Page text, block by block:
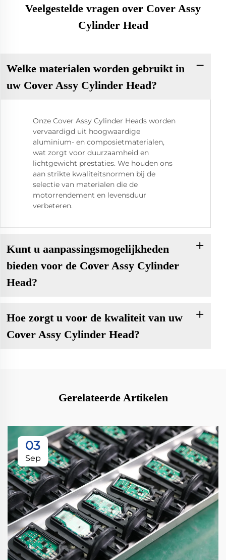
Veelgestelde vragen over Cover Assy
Cylinder Head
Welke materialen worden gebruikt in
uw Cover Assy Cylinder Head?
Onze Cover Assy Cylinder Heads worden
vervaardigd uit hoogwaardige
aluminium- en composietmaterialen,
wat zorgt voor duurzaamheid en
lichtgewicht prestaties. We houden ons
aan strikte kwaliteitsnormen bij de
selectie van materialen die de
motorrendement en levensduur
verbeteren.
Kunt u aanpassingsmogelijkheden
bieden voor de Cover Assy Cylinder
Head?
Hoe zorgt u voor de kwaliteit van uw
Cover Assy Cylinder Head?
Gerelateerde Artikelen
03
Sep